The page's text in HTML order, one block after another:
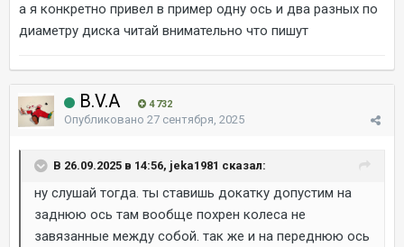
а я конкретно привел в пример одну ось и два разных по
диаметру диска читай внимательно что пишут
B.V.A 4 732
Опубликовано 27 сентября, 2025
В 26.09.2025 в 14:56, jeka1981 сказал:
ну слушай тогда. ты ставишь докатку допустим на
заднюю ось там вообще похрен колеса не
завязанные между собой. так же и на переднюю ось